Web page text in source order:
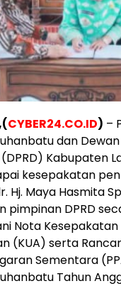
CYBER24.CO.ID) –
dan
Kabupaten
kesepakatan
Hj. Maya Hasmita
pimpinan DPRD
Nota Kesepakatan
(KUA) serta
Sementara
Tahun